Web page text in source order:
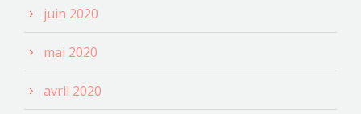
juin 2020
mai 2020
avril 2020